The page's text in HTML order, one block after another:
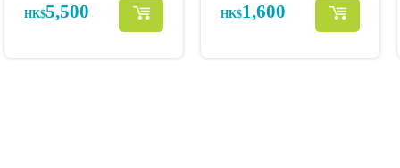
HK$5,500 HK$1,600